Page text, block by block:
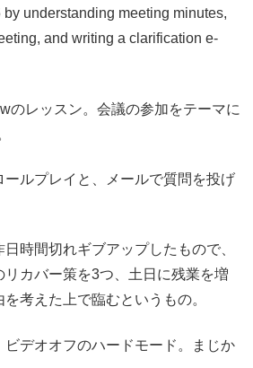
understanding meeting minutes,
and writing a clarification e-
のレッスン。会議の参加をテーマに
ールプレイと、メールで質問を投げ
時間切れギブアップしたもので、
カバー策を3つ、土日に残業を増
考えた上で臨むというもの。
ビデオオフのハードモード。まじか